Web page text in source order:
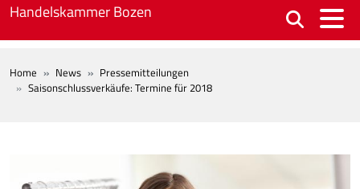
Skip to main content
Handelskammer Bozen
BREADCRUMB
Home News
Pressemitteilungen
Saisonschlussverkäufe: Termine für 2018